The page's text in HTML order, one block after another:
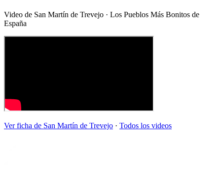
Video de San Martín de Trevejo · Los Pueblos Más Bonitos de
España
Ver ficha de San Martín de Trevejo · Todos los videos